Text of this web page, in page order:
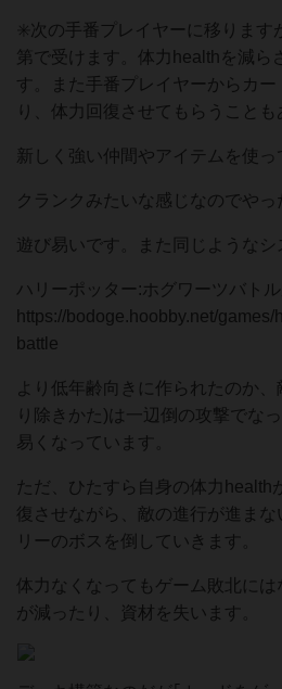
✳️次の手番プレイヤーに移ります
第で受けます。体力healthを減ら
す。また手番プレイヤーからカー
り、体力回復させてもらうことも
新しく強い仲間やアイテムを使っ
クランクみたいな感じなのでやっ
遊び易いです。また同じようなシ
ハリーポッター:ホグワーツバト
https://bodoge.hoobby.net/
battle
より低年齢向きに作られたのか
り除きかた)は一辺倒の攻撃でな
易くなっています。
ただ、ひたすら自身の体力health
復させながら、敵の進行が進ま
リーのボスを倒していきます。
体力なくなってもゲーム敗北には
が減ったり、資材を失います。